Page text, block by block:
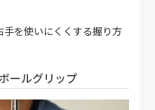
を使いにくくする握り方
ールグリップ